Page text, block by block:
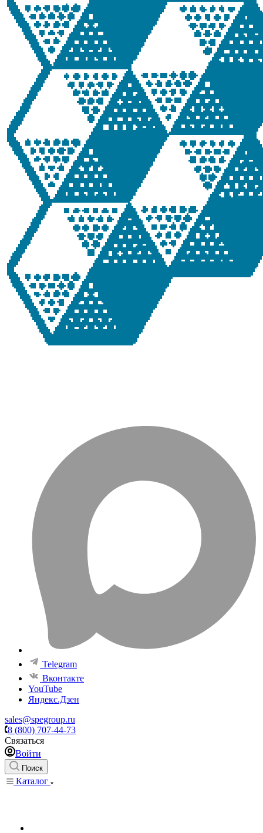
Telegram
Вконтакте
YouTube
Яндекс.Дзен
sales@spegroup.ru
8 (800) 707-44-73
Связаться
Войти
Поиск
Каталог